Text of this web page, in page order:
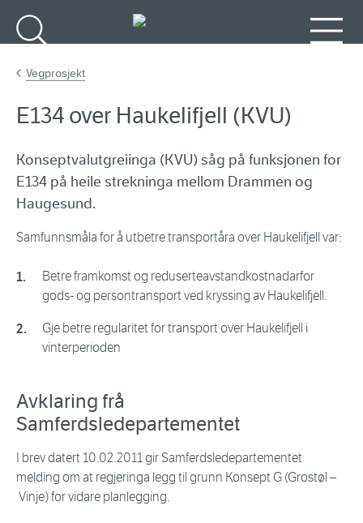
Vegprosjekt
E134 over Haukelifjell (KVU)
Konseptvalutgreiinga (KVU) såg på funksjonen for
E134 på heile strekninga mellom Drammen og
Haugesund.
Samfunnsmåla for å utbetre transportåra over Haukelifjell var:
Betre framkomst og reduserteavstandkostnadarfor
gods- og persontransport ved kryssing av Haukelifjell.
Gje betre regularitet for transport over Haukelifjell i
vinterperioden
Avklaring frå
Samferdsledepartementet
I brev datert 10.02.2011 gir Samferdsledepartementet
melding om at regjeringa legg til grunn Konsept G (Grostøl –
Vinje) for vidare planlegging.